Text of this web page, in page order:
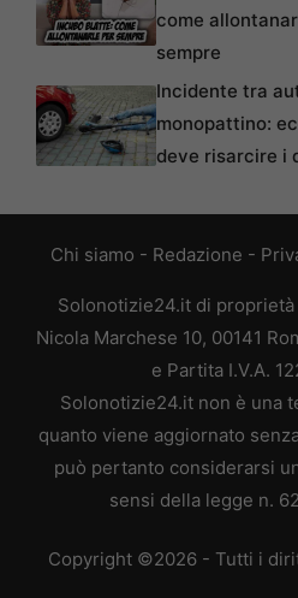
come
sempre
Incidente tra
monopattino:
deve risarcire i
Chi siamo - Redazione -
Solonotizie24.it di proprietà
Nicola Marchese 10, 00141
e Partita I.V.A.
Solonotizie24.it non è una
quanto viene aggiornato
può pertanto considerarsi
sensi della legge n.
Copyright ©2026 - Tutti i